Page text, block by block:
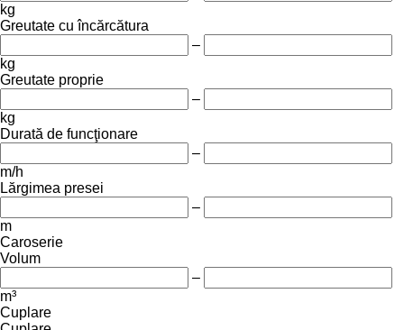
kg
Greutate cu încărcătura
–
kg
Greutate proprie
–
kg
Durată de funcţionare
–
m/h
Lărgimea presei
–
m
Caroserie
Volum
–
m³
Cuplare